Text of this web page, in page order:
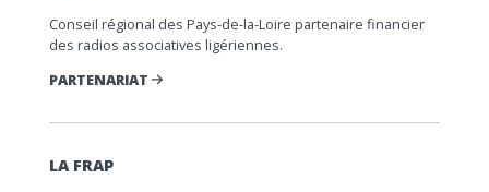
Conseil régional des Pays-de-la-Loire partenaire financier
des radios associatives ligériennes.
PARTENARIAT
LA FRAP